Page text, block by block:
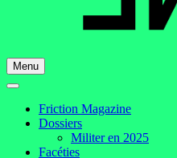
Menu
Friction Magazine
Dossiers
Militer en 2025
Facéties